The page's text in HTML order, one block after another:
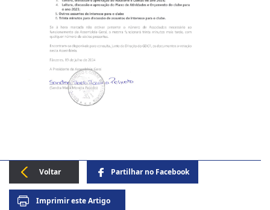
Voltar Partilhar no Facebook
Imprimir esteArtigo